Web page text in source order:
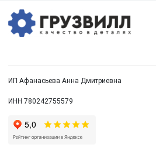
ИП Афанасьева Анна Дмитриевна
ИНН 780242755579